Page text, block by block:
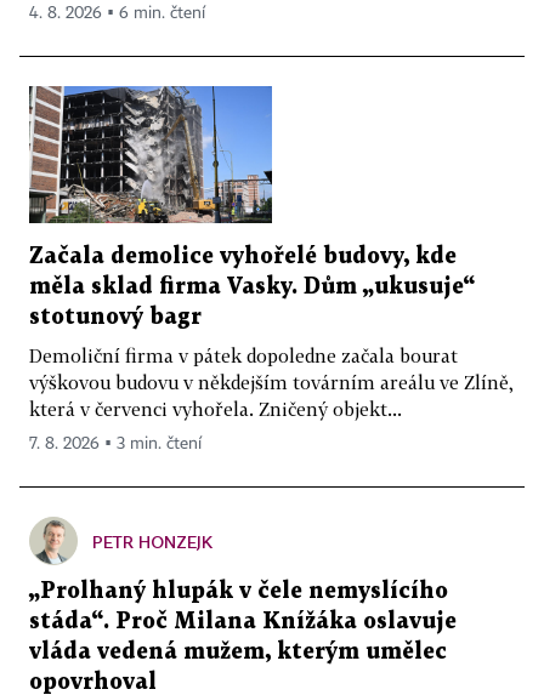
4. 8. 2026 ▪ 6 min. čtení
Začala demolice vyhořelé budovy, kde
měla sklad firma Vasky. Dům „ukusuje“
stotunový bagr
Demoliční firma v pátek dopoledne začala bourat
výškovou budovu v někdejším továrním areálu ve Zlíně,
která v červenci vyhořela. Zničený objekt...
7. 8. 2026 ▪ 3 min. čtení
PETR HONZEJK
„Prolhaný hlupák v čele nemyslícího
stáda“. Proč Milana Knížáka oslavuje
vláda vedená mužem, kterým umělec
opovrhoval